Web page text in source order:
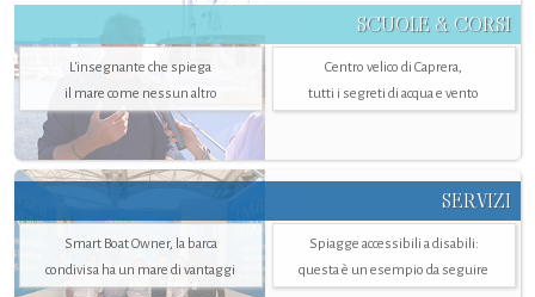
SCUOLE & CORSI
L'insegnante che spiega
il mare come nessun altro
Centro velico di Caprera,
tutti i segreti di acqua e vento
SERVIZI
Smart Boat Owner, la barca
condivisa ha un mare di vantaggi
Spiagge accessibili a disabili:
questa è un esempio da seguire